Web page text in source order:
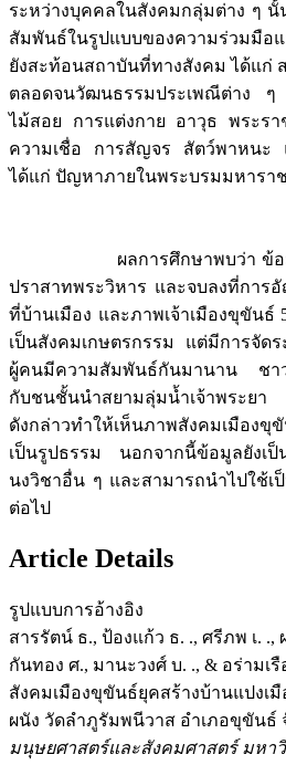
ระหว่างบุคคลในสังคมกลุ่มต่าง ๆ
สัมพันธ์ในรูปแบบของความร่วมมือ
ยังสะท้อนสถาบันที่ทางสังคม ได้แก่
ตลอดจนวัฒนธรรมประเพณีต่าง
ไม้สอย การแต่งกาย อาวุธ พระร
ความเชื่อ การสัญจร สัตว์พาหนะ
ได้แก่ ปัญหาภายในพระบรมมหารา
ผลการศึกษาพบว่า ข้อมูลเ
ปราสาทพระวิหาร และจบลงที่การ
ที่บ้านเมือง และภาพเจ้าเมืองขุขัน
เป็นสังคมเกษตรกรรม แต่มีการจัด
ผู้คนมีความสัมพันธ์กันมานาน ชา
กับชนชั้นนำสยามลุ่มน้ำเจ้าพระย
ดังกล่าวทำให้เห็นภาพสังคมเมืองขุ
เป็นรูปธรรม นอกจากนี้ข้อมูลยังเป็
นงวิชาอื่น ๆ และสามารถนำไปใช้เ
ต่อไป
Article Details
รูปแบบการอ้างอิง
สารรัตน์ ธ., ป้องแก้ว ธ. ., ศรีภพ เ. .,
กันทอง ศ., มานะวงศ์ บ. ., & อร่ามเ
สังคมเมืองขุขันธ์ยุคสร้างบ้านแปงเ
ผนัง วัดลำภูรัมพนีวาส อำเภอขุขันธ์
มนุษยศาสตร์และสังคมศาสตร์ มหา